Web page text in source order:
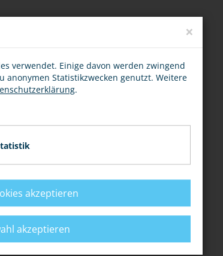
Waffen und
Hieb- oder
Jugendliche sowie
oder zu
und dem Sinn des
×
verwendet. Einige davon werden zwingend
anonymen Statistikzwecken genutzt. Weitere
.
akzeptieren
akzeptieren